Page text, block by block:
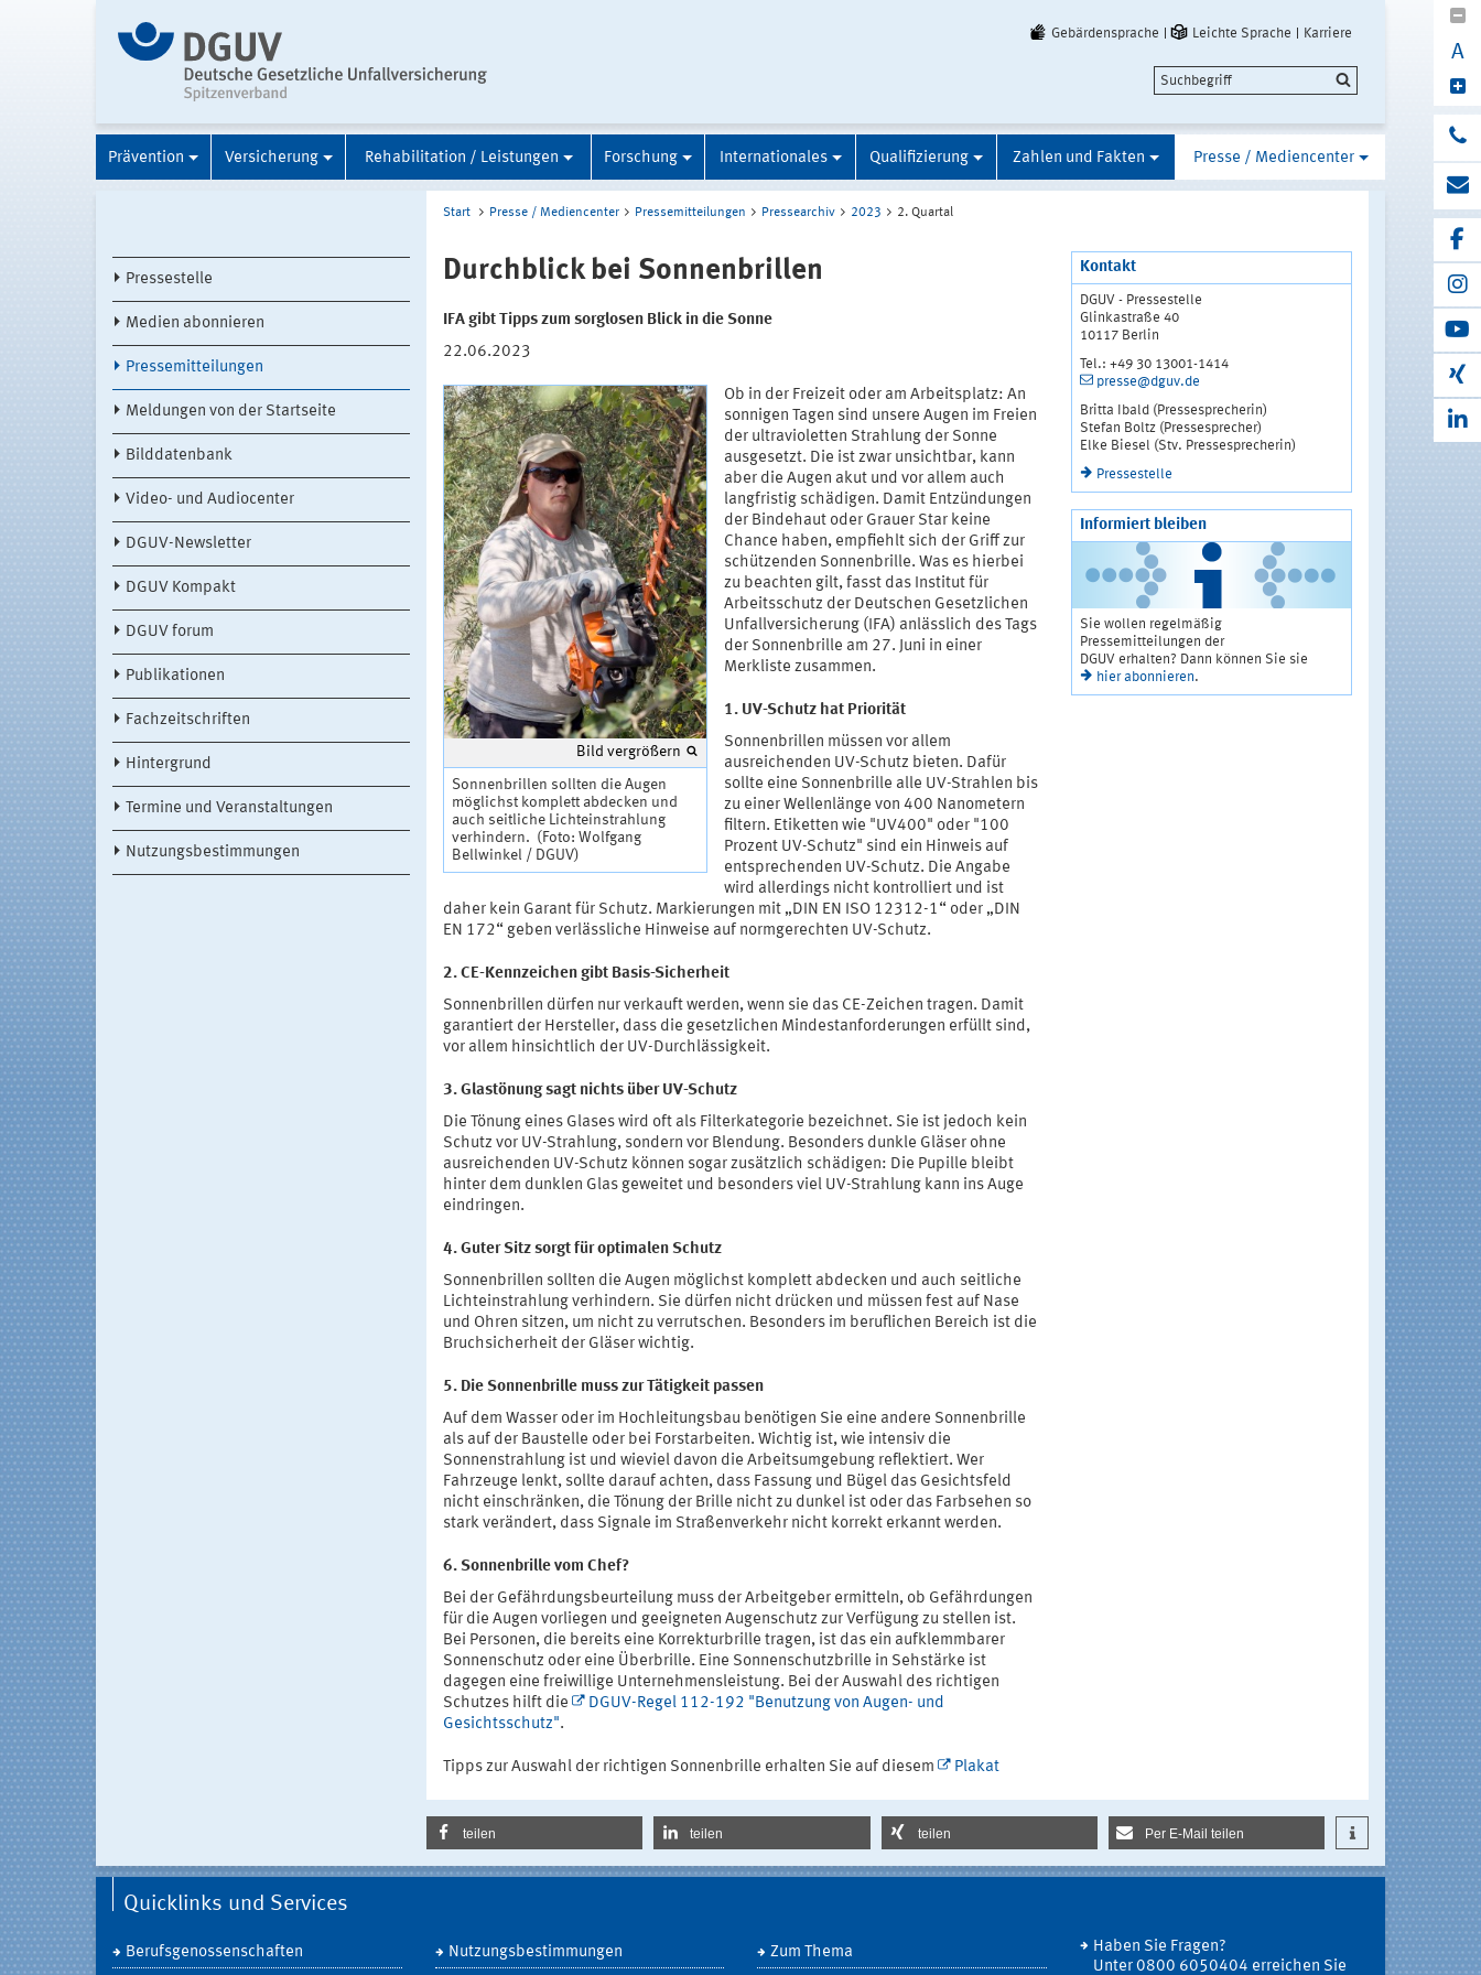
Gebärdensprache Leichte Sprache Karriere
A
Prävention Versicherung Rehabilitation / Leistungen Forschung Internationales Qualifizierung Zahlen und Fakten Presse / Mediencenter
Pressestelle
Medien abonnieren
Pressemitteilungen
Meldungen von der Startseite
Bilddatenbank
Video- und Audiocenter
DGUV-Newsletter
DGUV Kompakt
DGUV forum
Publikationen
Fachzeitschriften
Hintergrund
Termine und Veranstaltungen
Nutzungsbestimmungen
Start Presse / Mediencenter Pressemitteilungen Pressearchiv 2023 2. Quartal
Durchblick bei Sonnenbrillen
IFA gibt Tipps zum sorglosen Blick in die Sonne
22.06.2023
Bild vergrößern
Sonnenbrillen sollten die Augen
möglichst komplett abdecken und
auch seitliche Lichteinstrahlung
verhindern. (Foto: Wolfgang
Bellwinkel / DGUV)
Ob in der Freizeit oder am Arbeitsplatz: An
sonnigen Tagen sind unsere Augen im Freien
der ultravioletten Strahlung der Sonne
ausgesetzt. Die ist zwar unsichtbar, kann
aber die Augen akut und vor allem auch
langfristig schädigen. Damit Entzündungen
der Bindehaut oder Grauer Star keine
Chance haben, empfiehlt sich der Griff zur
schützenden Sonnenbrille. Was es hierbei
zu beachten gilt, fasst das Institut für
Arbeitsschutz der Deutschen Gesetzlichen
Unfallversicherung (IFA) anlässlich des Tags
der Sonnenbrille am 27. Juni in einer
Merkliste zusammen.
1. UV-Schutz hat Priorität
Sonnenbrillen müssen vor allem
ausreichenden UV-Schutz bieten. Dafür
sollte eine Sonnenbrille alle UV-Strahlen bis
zu einer Wellenlänge von 400 Nanometern
filtern. Etiketten wie "UV400" oder "100
Prozent UV-Schutz" sind ein Hinweis auf
entsprechenden UV-Schutz. Die Angabe
wird allerdings nicht kontrolliert und ist
daher kein Garant für Schutz. Markierungen mit „DIN EN ISO 12312-1“ oder „DIN
EN 172“ geben verlässliche Hinweise auf normgerechten UV-Schutz.
2. CE-Kennzeichen gibt Basis-Sicherheit
Sonnenbrillen dürfen nur verkauft werden, wenn sie das CE-Zeichen tragen. Damit
garantiert der Hersteller, dass die gesetzlichen Mindestanforderungen erfüllt sind,
vor allem hinsichtlich der UV-Durchlässigkeit.
3. Glastönung sagt nichts über UV-Schutz
Die Tönung eines Glases wird oft als Filterkategorie bezeichnet. Sie ist jedoch kein
Schutz vor UV-Strahlung, sondern vor Blendung. Besonders dunkle Gläser ohne
ausreichenden UV-Schutz können sogar zusätzlich schädigen: Die Pupille bleibt
hinter dem dunklen Glas geweitet und besonders viel UV-Strahlung kann ins Auge
eindringen.
4. Guter Sitz sorgt für optimalen Schutz
Sonnenbrillen sollten die Augen möglichst komplett abdecken und auch seitliche
Lichteinstrahlung verhindern. Sie dürfen nicht drücken und müssen fest auf Nase
und Ohren sitzen, um nicht zu verrutschen. Besonders im beruflichen Bereich ist die
Bruchsicherheit der Gläser wichtig.
5. Die Sonnenbrille muss zur Tätigkeit passen
Auf dem Wasser oder im Hochleitungsbau benötigen Sie eine andere Sonnenbrille
als auf der Baustelle oder bei Forstarbeiten. Wichtig ist, wie intensiv die
Sonnenstrahlung ist und wieviel davon die Arbeitsumgebung reflektiert. Wer
Fahrzeuge lenkt, sollte darauf achten, dass Fassung und Bügel das Gesichtsfeld
nicht einschränken, die Tönung der Brille nicht zu dunkel ist oder das Farbsehen so
stark verändert, dass Signale im Straßenverkehr nicht korrekt erkannt werden.
6. Sonnenbrille vom Chef?
Bei der Gefährdungsbeurteilung muss der Arbeitgeber ermitteln, ob Gefährdungen
für die Augen vorliegen und geeigneten Augenschutz zur Verfügung zu stellen ist.
Bei Personen, die bereits eine Korrekturbrille tragen, ist das ein aufklemmbarer
Sonnenschutz oder eine Überbrille. Eine Sonnenschutzbrille in Sehstärke ist
dagegen eine freiwillige Unternehmensleistung. Bei der Auswahl des richtigen
Schutzes hilft die
DGUV-Regel 112-192 "Benutzung von Augen- und
Gesichtsschutz".
Tipps zur Auswahl der richtigen Sonnenbrille erhalten Sie auf diesem Plakat
Kontakt
DGUV - Pressestelle
Glinkastraße 40
10117 Berlin
Tel.: +49 30 13001-1414
presse@dguv.de
Britta Ibald (Pressesprecherin)
Stefan Boltz (Pressesprecher)
Elke Biesel (Stv. Pressesprecherin)
Pressestelle
Informiert bleiben
Sie wollen regelmäßig
Pressemitteilungen der
DGUV erhalten? Dann können Sie sie
hier abonnieren.
teilen teilen teilen Per E-Mail teilen
Quicklinks und Services
Berufsgenossenschaften
Nutzungsbestimmungen
Zum Thema
Haben Sie Fragen?
Unter 0800 6050404 erreichen Sie